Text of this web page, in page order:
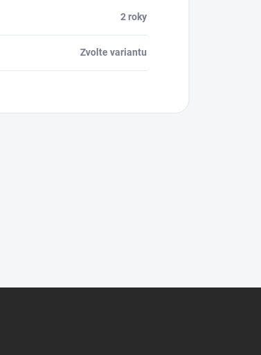
2 roky
Zvolte variantu